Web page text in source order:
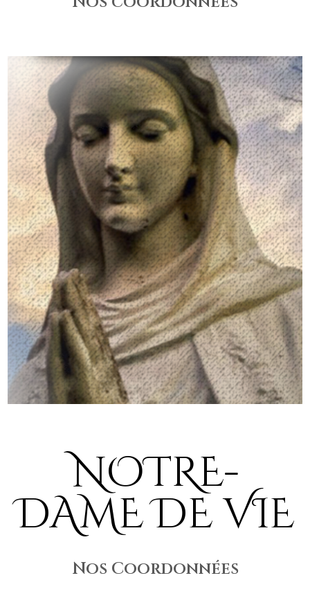
NOTRE-
DAME DE VIE
Nos Coordonnées